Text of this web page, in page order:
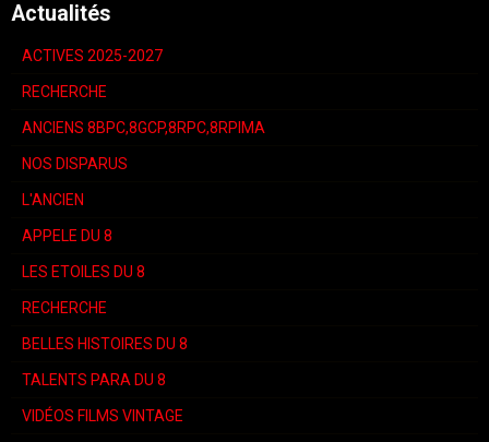
Actualités
ACTIVES 2025-2027
RECHERCHE
ANCIENS 8BPC,8GCP,8RPC,8RPIMA
NOS DISPARUS
L'ANCIEN
APPELE DU 8
LES ETOILES DU 8
RECHERCHE
BELLES HISTOIRES DU 8
TALENTS PARA DU 8
VIDÉOS FILMS VINTAGE